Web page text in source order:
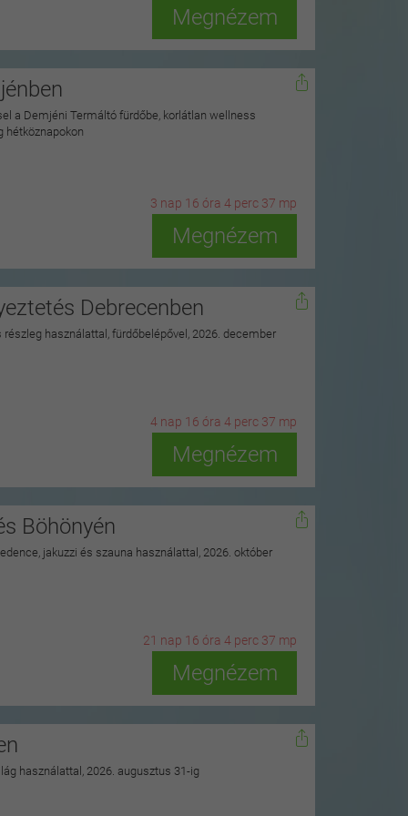
Megnézem
a Demjéni Termáltó fürdőbe, korlátlan wellness
hétköznapokon
3 nap 16 óra 4 perc 35 mp
Megnézem
Debrecenben
használattal, fürdőbelépővel, 2026. december
4 nap 16 óra 4 perc 35 mp
Megnézem
Böhönyén
jakuzzi és szauna használattal, 2026. október
21 nap 16 óra 4 perc 35 mp
Megnézem
használattal, 2026. augusztus 31-ig